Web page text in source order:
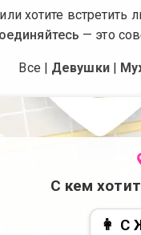
хотите
— это
Все | Девушки|
С кем
👩 С